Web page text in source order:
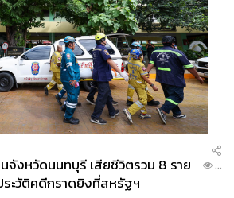
จังหวัดนนทบุรี เสียชีวิตรวม 8 ราย
ะวัติคดีกราดยิงที่สหรัฐฯ
...